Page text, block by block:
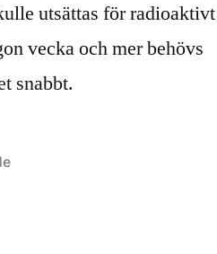
utsättas för radioaktivt
vecka och mer behövs
snabbt.